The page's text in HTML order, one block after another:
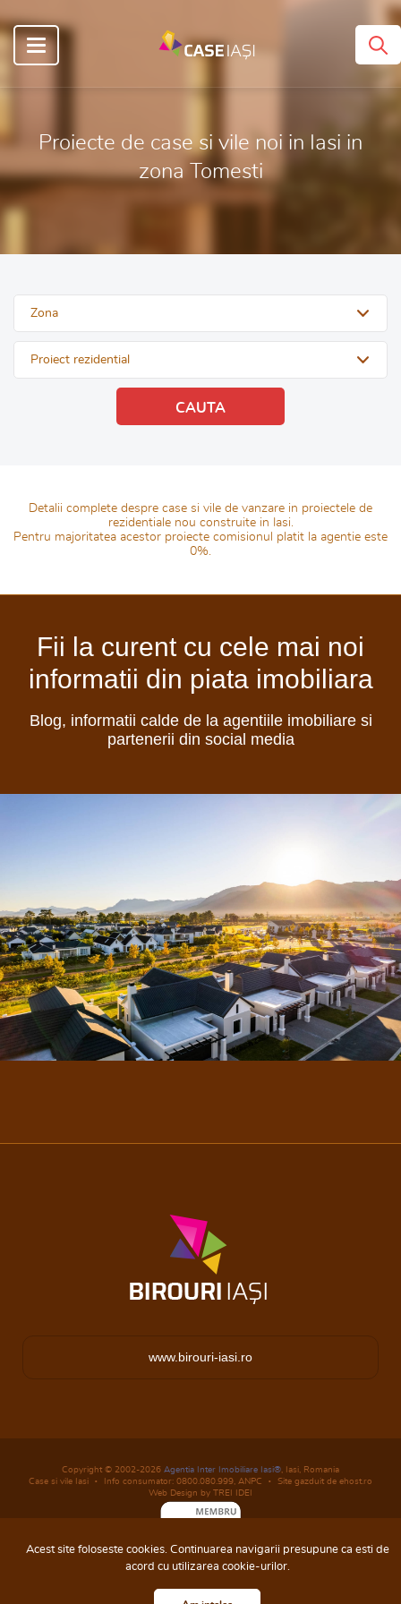
Proiecte de case si vile noi in Iasi in
zona Tomesti
Zona
Proiect rezidential
Detalii complete despre case si vile de vanzare in proiectele de
rezidentiale nou construite in Iasi.
Pentru majoritatea acestor proiecte comisionul platit la agentie este
0%.
Fii la curent cu cele mai noi
informatii din piata imobiliara
Blog, informatii calde de la agentiile imobiliare si
partenerii din social media
www.birouri-iasi.ro
Copyright © 2002-2026 Agentia Inter Imobiliare Iasi®, Iasi, Romania
Case si vile Iasi
Info consumator: 0800.080.999, ANPC
Site gazduit de ehost.ro
Web Design by TREI IDEI
Acest site foloseste cookies. Continuarea navigarii presupune ca esti de
acord cu utilizarea cookie-urilor.